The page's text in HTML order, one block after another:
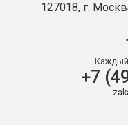
127018, г.
+7